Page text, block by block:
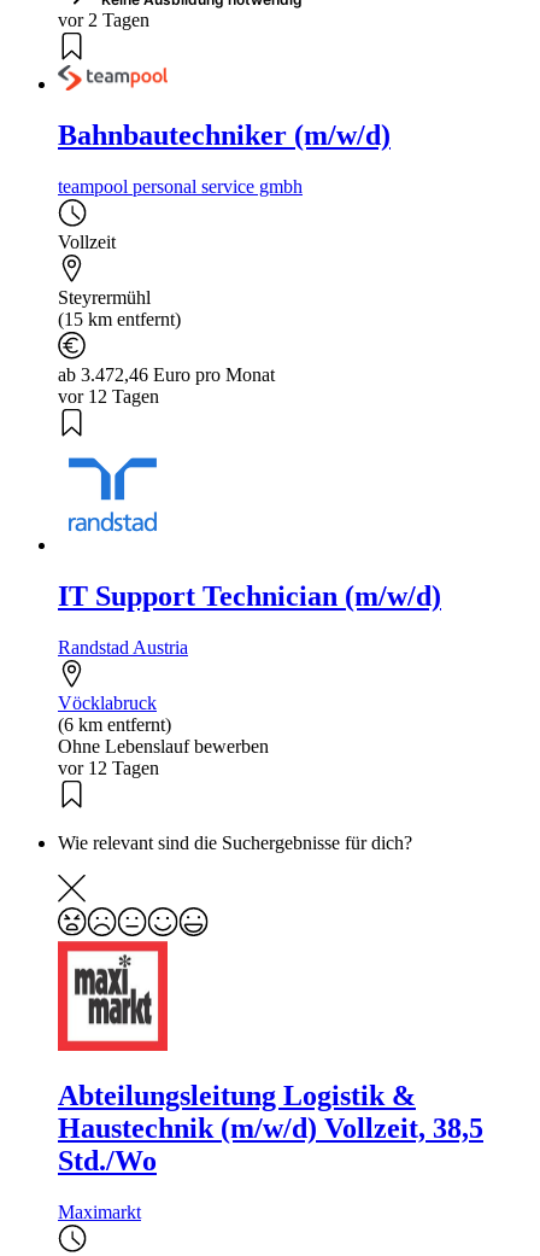
vor 2 Tagen
Bahnbautechniker (m/w/d)
teampool personal service gmbh
Vollzeit
Steyrermühl
(15 km entfernt)
ab 3.472,46 Euro pro Monat
vor 12 Tagen
IT Support Technician (m/w/d)
Randstad Austria
Vöcklabruck
(6 km entfernt)
Ohne Lebenslauf bewerben
vor 12 Tagen
Wie relevant sind die Suchergebnisse für dich?
Abteilungsleitung Logistik &
Haustechnik (m/w/d) Vollzeit, 38,5
Std./Wo
Maximarkt